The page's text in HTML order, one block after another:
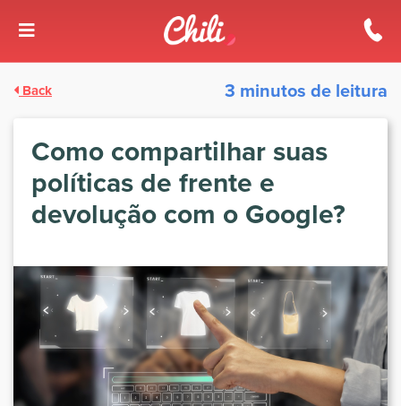
Back 3 minutos de leitura
Como compartilhar suas
políticas de frente e
devolução com o Google?